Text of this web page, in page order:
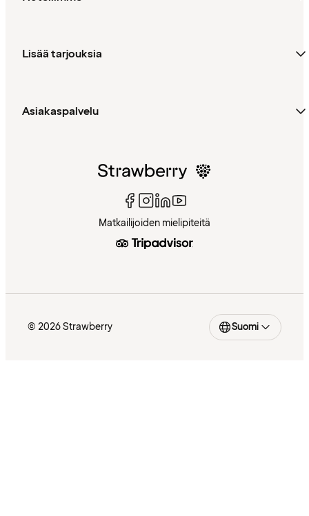
Lisää tarjouksia
Asiakaspalvelu
Matkailijoiden mielipiteitä
© 2026 Strawberry Suomi